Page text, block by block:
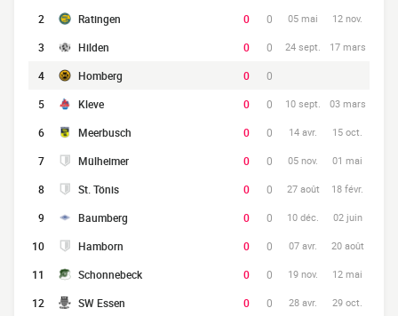
2 Ratingen 0 0 05 mai 12 nov.
3 Hilden 0 0 24 sept. 17 mars
4 Homberg 0
0
5
Kleve 0 0 10 sept. 03 mars
6 Meerbusch 0 0 14 avr. 15 oct.
7 Mülheimer 0 0 05 nov. 01 mai
8 St. Tönis 0 0 27 août 18 févr.
9 Baumberg 0 0 10 déc. 02 juin
10 Hamborn 0 0 07 avr. 20 août
11 Schonnebeck 0 0 19 nov. 12 mai
12 SW Essen 0 0 28 avr. 29 oct.